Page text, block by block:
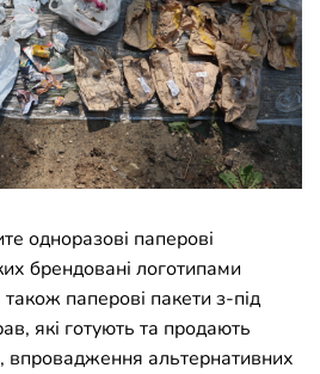
одноразові паперові
брендовані логотипами
паперові пакети з-під
які готують та продають
впровадження альтернативних